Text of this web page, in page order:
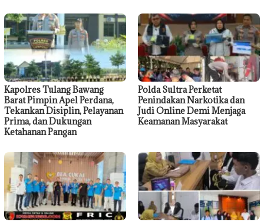
Kapolres Tulang Bawang
Barat Pimpin Apel Perdana,
Tekankan Disiplin, Pelayanan
Prima, dan Dukungan
Ketahanan Pangan
Polda Sultra Perketat
Penindakan Narkotika dan
Judi Online Demi Menjaga
Keamanan Masyarakat